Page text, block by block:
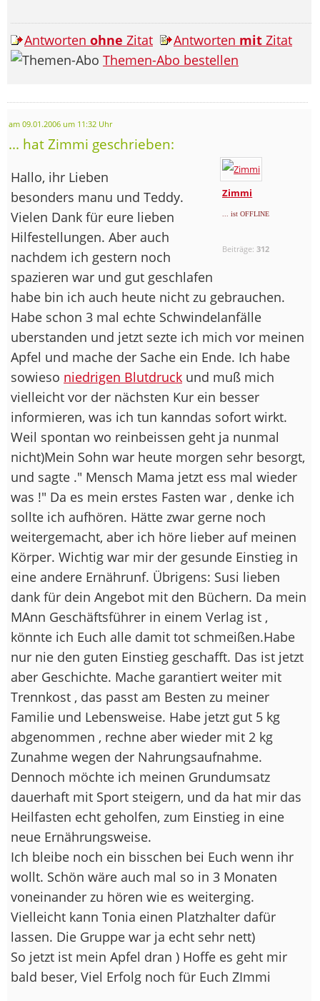
Antworten ohne Zitat Antworten mit Zitat
Themen-Abo bestellen
am 09.01.2006 um 11:32 Uhr
... hat Zimmi geschrieben:
Zimmi
... ist OFFLINE
Beiträge:312
Hallo, ihr Lieben
besonders manu und Teddy.
Vielen Dank für eure lieben
Hilfestellungen. Aber auch
nachdem ich gestern noch
spazieren war und gut geschlafen
habe bin ich auch heute nicht zu gebrauchen.
Habe schon 3 mal echte Schwindelanfälle
uberstanden und jetzt sezte ich mich vor meinen
Apfel und mache der Sache ein Ende. Ich habe
sowieso niedrigen Blutdruck und muß mich
vielleicht vor der nächsten Kur ein besser
informieren, was ich tun kanndas sofort wirkt.
Weil spontan wo reinbeissen geht ja nunmal
nicht)Mein Sohn war heute morgen sehr besorgt,
und sagte ." Mensch Mama jetzt ess mal wieder
was !" Da es mein erstes Fasten war , denke ich
sollte ich aufhören. Hätte zwar gerne noch
weitergemacht, aber ich höre lieber auf meinen
Körper. Wichtig war mir der gesunde Einstieg in
eine andere Ernährunf. Übrigens: Susi lieben
dank für dein Angebot mit den Büchern. Da mein
MAnn Geschäftsführer in einem Verlag ist ,
könnte ich Euch alle damit tot schmeißen.Habe
nur nie den guten Einstieg geschafft. Das ist jetzt
aber Geschichte. Mache garantiert weiter mit
Trennkost , das passt am Besten zu meiner
Familie und Lebensweise. Habe jetzt gut 5 kg
abgenommen , rechne aber wieder mit 2 kg
Zunahme wegen der Nahrungsaufnahme.
Dennoch möchte ich meinen Grundumsatz
dauerhaft mit Sport steigern, und da hat mir das
Heilfasten echt geholfen, zum Einstieg in eine
neue Ernährungsweise.
Ich bleibe noch ein bisschen bei Euch wenn ihr
wollt. Schön wäre auch mal so in 3 Monaten
voneinander zu hören wie es weiterging.
Vielleicht kann Tonia einen Platzhalter dafür
lassen. Die Gruppe war ja echt sehr nett)
So jetzt ist mein Apfel dran ) Hoffe es geht mir
bald beser, Viel Erfolg noch für Euch ZImmi